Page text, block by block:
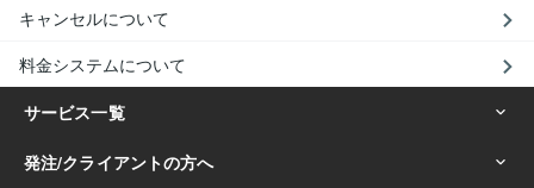
キャンセルについて
料金システムについて